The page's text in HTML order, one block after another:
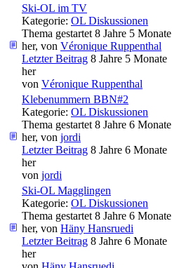
Ski-OL im TV
Kategorie: OL Diskussionen
Thema gestartet 8 Jahre 5 Monate
her, von Véronique Ruppenthal
Letzter Beitrag 8 Jahre 5 Monate
her
von Véronique Ruppenthal
Klebenummern BBN#2
Kategorie: OL Diskussionen
Thema gestartet 8 Jahre 6 Monate
her, von jordi
Letzter Beitrag 8 Jahre 6 Monate
her
von jordi
Ski-OL Magglingen
Kategorie: OL Diskussionen
Thema gestartet 8 Jahre 6 Monate
her, von Häny Hansruedi
Letzter Beitrag 8 Jahre 6 Monate
her